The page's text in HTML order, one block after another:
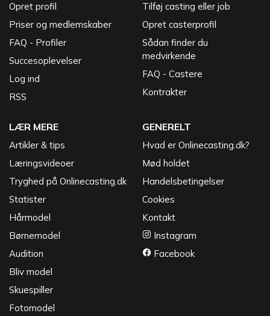
Opret profil
Priser og medlemskaber
FAQ - Profiler
Succesoplevelser
Log ind
RSS
Tilføj casting eller job
Opret casterprofil
Sådan finder du
medvirkende
FAQ - Castere
Kontrakter
LÆR MERE
Artikler & tips
Læringsvideoer
Tryghed på Onlinecasting.dk
Statister
Hårmodel
Børnemodel
Audition
Bliv model
Skuespiller
Fotomodel
GENERELT
Hvad er Onlinecasting.dk?
Mød holdet
Handelsbetingelser
Cookies
Kontakt
Instagram
Facebook